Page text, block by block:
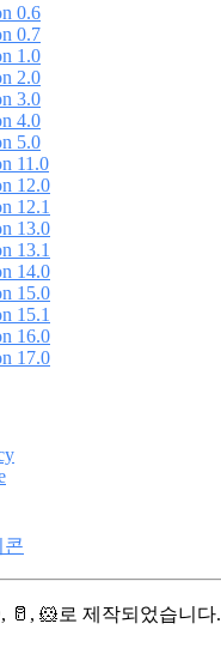
0.6
0.7
1.0
2.0
3.0
4.0
5.0
11.0
12.0
12.1
13.0
13.1
14.0
15.0
15.1
16.0
17.0
콘
🥛, 🐹로 제작되었습니다.